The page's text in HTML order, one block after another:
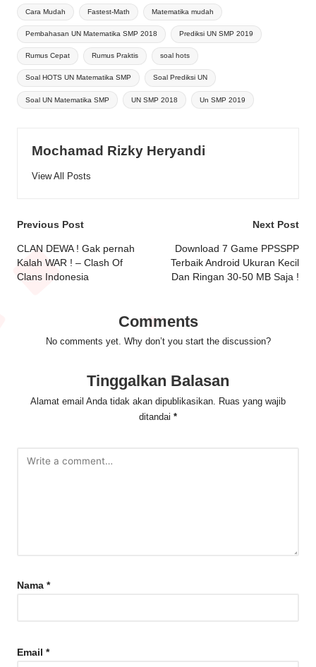
Tags:
Cara Mudah Fastest-Math Matematika mudah
Pembahasan UN Matematika SMP 2018 Prediksi UN SMP 2019
Rumus Cepat Rumus Praktis soal hots
Soal HOTS UN Matematika SMP Soal Prediksi UN
Soal UN Matematika SMP UN SMP 2018 Un SMP 2019
Mochamad Rizky Heryandi
View All Posts
Post
navigation
Previous Post
CLAN DEWA ! Gak pernah
Kalah WAR ! – Clash Of
Clans Indonesia
Next Post
Download 7 Game PPSSPP
Terbaik Android Ukuran Kecil
Dan Ringan 30-50 MB Saja !
Comments
No comments yet. Why don’t you start the discussion?
Tinggalkan Balasan
Alamat email Anda tidak akan dipublikasikan. Ruas yang wajib
ditandai *
Nama *
Email *